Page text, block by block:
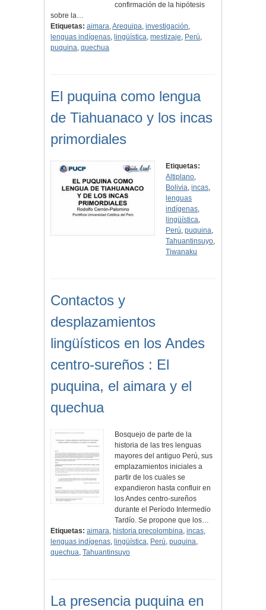
confirmación de la hipótesis
sobre la…
Etiquetas: aimara,Arequipa, investigación,
lenguas indígenas, lingüística, mestizaje, Perú,
puquina, quechua
El puquina como lengua
de Tiahuanaco y los incas
primordiales
Etiquetas:
Altiplano,
Bolivia,incas,
lenguas
indígenas,
lingüística,
Perú,puquina,
Tahuantinsuyo,
Tiwanaku
Contactos y
desplazamientos
lingüísticos en los Andes
centro-sureños : El
puquina, el aimara y el
quechua
Bosquejo de parte de la
historia de las tres lenguas
mayores del antiguo Perú, sus
emplazamientos iniciales a
partir de los cuales se
expandieron hasta confluir en
los Andes centro-sureños
durante el Período Intermedio
Tardío. Se propone que los…
Etiquetas: aimara, historia precolombina, incas,
lenguas indígenas, lingüística, Perú, puquina,
quechua, Tahuantinsuyo
La presencia puquina en